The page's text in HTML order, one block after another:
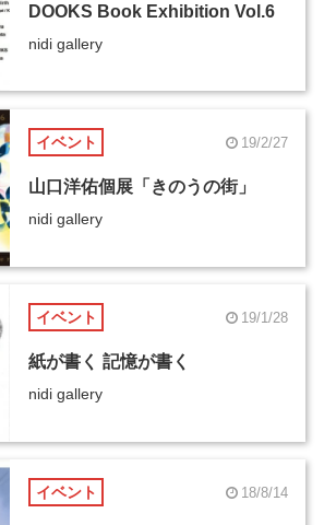
DOOKS Book Exhibition Vol.6
nidi gallery
イベント 19/2/27
山口洋佑個展「きのうの街」
nidi gallery
イベント 19/1/28
紙が書く 記憶が書く
nidi gallery
イベント 18/8/14